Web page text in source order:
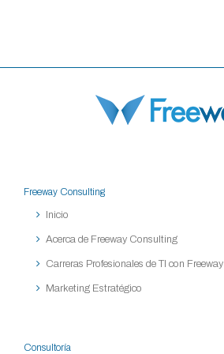
Freeway Consulting
Inicio
Acerca de Freeway Consulting
Carreras Profesionales de TI con Freeway
Marketing Estratégico
Consultoría